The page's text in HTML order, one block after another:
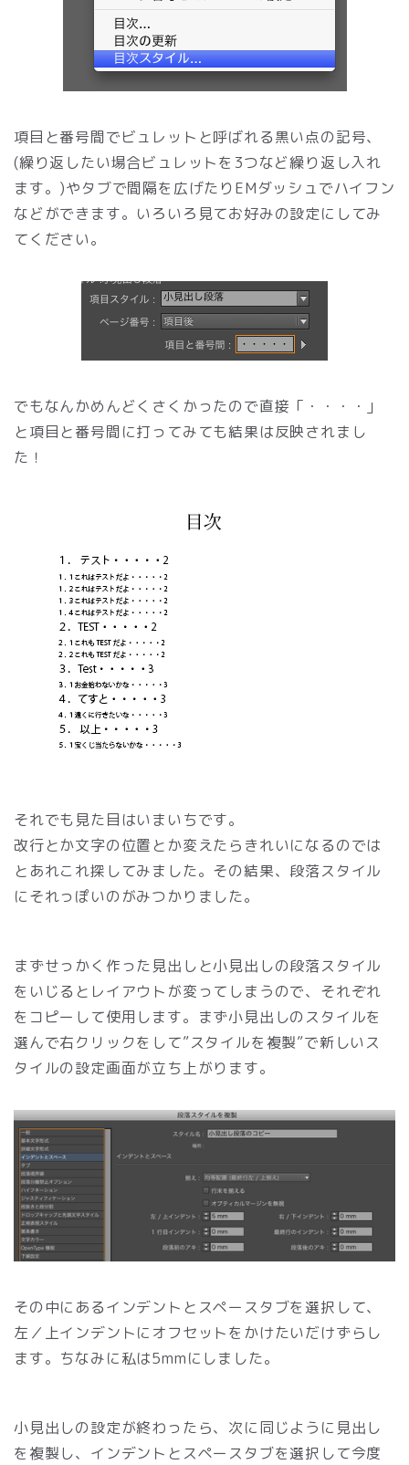
項目と番号間でビュレットと呼ばれる黒い点の記号、
(繰り返したい場合ビュレットを3つなど繰り返し入れ
ます。)やタブで間隔を広げたりEMダッシュでハイフン
などができます。いろいろ見てお好みの設定にしてみ
てください。
でもなんかめんどくさくかったので直接「・・・・」
と項目と番号間に打ってみても結果は反映されまし
た！
それでも見た目はいまいちです。
改行とか文字の位置とか変えたらきれいになるのでは
とあれこれ探してみました。その結果、段落スタイル
にそれっぽいのがみつかりました。
まずせっかく作った見出しと小見出しの段落スタイル
をいじるとレイアウトが変ってしまうので、それぞれ
をコピーして使用します。まず小見出しのスタイルを
選んで右クリックをして”スタイルを複製”で新しいス
タイルの設定画面が立ち上がります。
その中にあるインデントとスペースタブを選択して、
左／上インデントにオフセットをかけたいだけずらし
ます。ちなみに私は5mmにしました。
小見出しの設定が終わったら、次に同じように見出し
を複製し、インデントとスペースタブを選択して今度